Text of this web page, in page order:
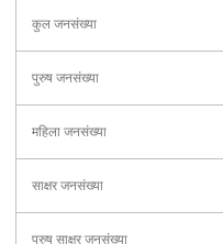
कुल जनसंख्या
पुरुष जनसंख्या
महिला जनसंख्या
साक्षर जनसंख्या
पुरुष साक्षर जनसंख्या